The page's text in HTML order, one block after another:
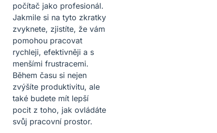
počítač jako profesionál.
Jakmile si na tyto zkratky
zvyknete, zjistíte, že vám
pomohou pracovat
rychleji, efektivněji a s
menšími frustracemi.
Během času si nejen
zvýšíte produktivitu, ale
také budete mít lepší
pocit z toho, jak ovládáte
svůj pracovní prostor.